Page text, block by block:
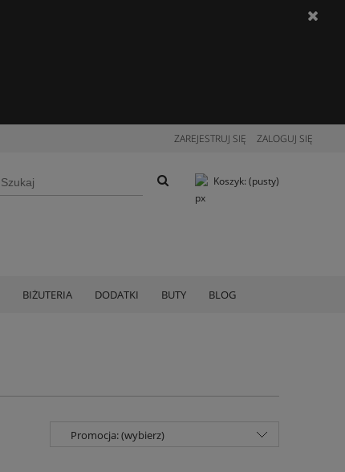
ZAREJESTRUJ SIĘ ZALOGUJ SIĘ
Koszyk: (pusty)
BIŻUTERIA DODATKI BUTY BLOG
Promocja: (wybierz)